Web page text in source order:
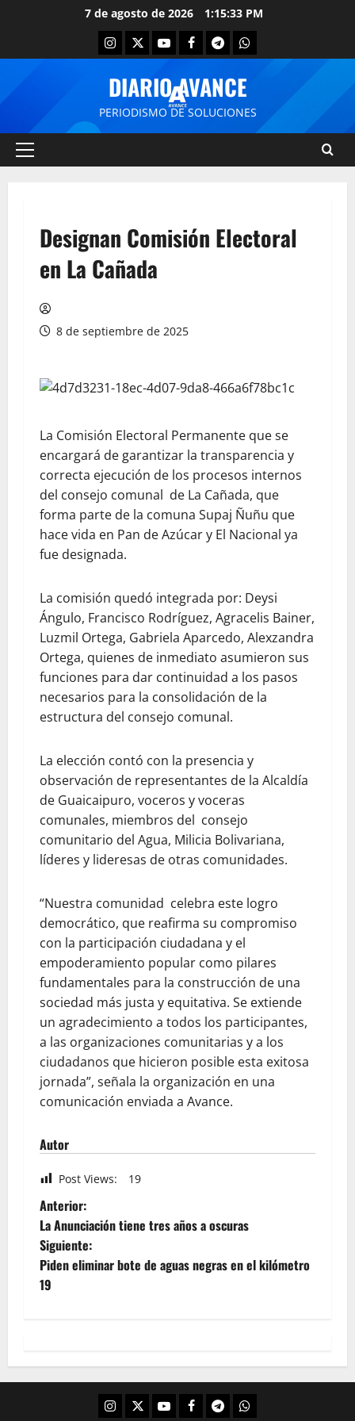
7 de agosto de 2026 1:15:34 PM
DIARIO AVANCE
PERIODISMO DE SOLUCIONES
Designan Comisión Electoral
en La Cañada
8 de septiembre de 2025
La Comisión Electoral Permanente que se
encargará de garantizar la transparencia y
correcta ejecución de los procesos internos
del consejo comunal de La Cañada, que
forma parte de la comuna Supaj Ñuñu que
hace vida en Pan de Azúcar y El Nacional ya
fue designada.
La comisión quedó integrada por: Deysi
Ángulo, Francisco Rodríguez, Agracelis Bainer,
Luzmil Ortega, Gabriela Aparcedo, Alexzandra
Ortega, quienes de inmediato asumieron sus
funciones para dar continuidad a los pasos
necesarios para la consolidación de la
estructura del consejo comunal.
La elección contó con la presencia y
observación de representantes de la Alcaldía
de Guaicaipuro, voceros y voceras
comunales, miembros del consejo
comunitario del Agua, Milicia Bolivariana,
líderes y lideresas de otras comunidades.
“Nuestra comunidad celebra este logro
democrático, que reafirma su compromiso
con la participación ciudadana y el
empoderamiento popular como pilares
fundamentales para la construcción de una
sociedad más justa y equitativa. Se extiende
un agradecimiento a todos los participantes,
a las organizaciones comunitarias y a los
ciudadanos que hicieron posible esta exitosa
jornada”, señala la organización en una
comunicación enviada a Avance.
Autor
Post Views: 19
Anterior:
La Anunciación tiene tres años a oscuras
Siguiente:
Piden eliminar bote de aguas negras en el kilómetro
19